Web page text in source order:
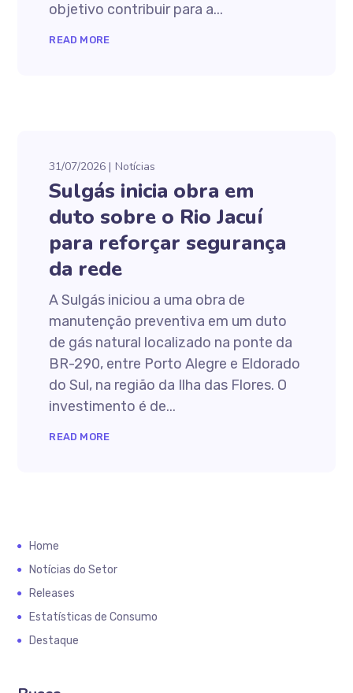
objetivo contribuir para a...
READ MORE
31/07/2026 Notícias
Sulgás inicia obra em
duto sobre o Rio Jacuí
para reforçar segurança
da rede
A Sulgás iniciou a uma obra de
manutenção preventiva em um duto
de gás natural localizado na ponte da
BR-290, entre Porto Alegre e Eldorado
do Sul, na região da Ilha das Flores. O
investimento é de...
READ MORE
Home
Notícias do Setor
Releases
Estatísticas de Consumo
Destaque